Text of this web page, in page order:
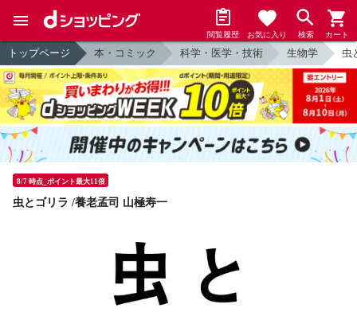
閲覧履歴 お気に入り 検索 カート
トップページ 本・コミック 科学・医学・技術 生物学 虫
8/7 時点_ポイント最大11倍
虫とゴリラ /養老孟司 山極寿一